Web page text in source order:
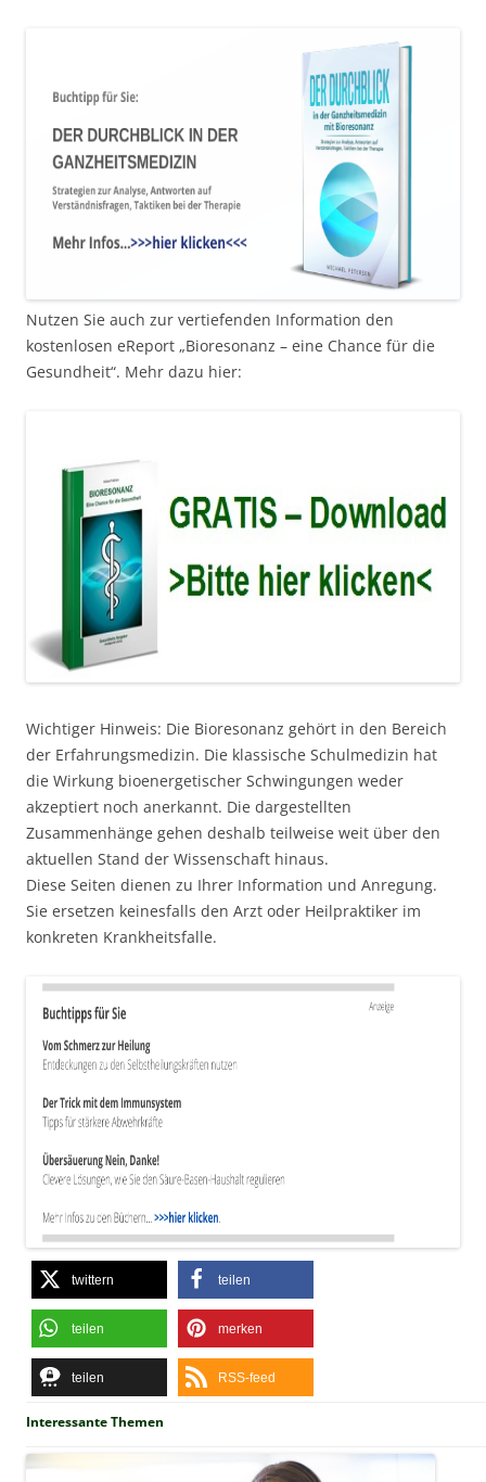
Nutzen Sie auch zur vertiefenden Information den
kostenlosen eReport „Bioresonanz – eine Chance für die
Gesundheit“. Mehr dazu hier:
Wichtiger Hinweis: Die Bioresonanz gehört in den Bereich
der Erfahrungsmedizin. Die klassische Schulmedizin hat
die Wirkung bioenergetischer Schwingungen weder
akzeptiert noch anerkannt. Die dargestellten
Zusammenhänge gehen deshalb teilweise weit über den
aktuellen Stand der Wissenschaft hinaus.
Diese Seiten dienen zu Ihrer Information und Anregung.
Sie ersetzen keinesfalls den Arzt oder Heilpraktiker im
konkreten Krankheitsfalle.
twittern teilen
teilen merken
teilen RSS-feed
Interessante Themen